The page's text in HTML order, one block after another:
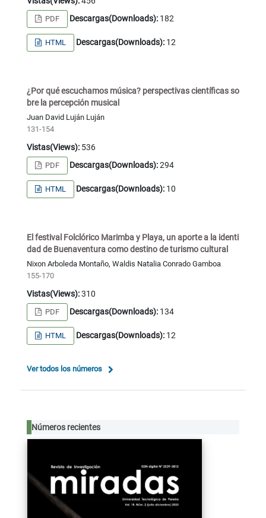
PDF Descargas(Downloads): 182
HTML Descargas(Downloads): 12
¿Por qué escuchamos música? perspectivas científicas so
bre la percepción musical
Juan David Luján Luján
131-154
Vistas(Views):536
PDF Descargas(Downloads):294
HTML Descargas(Downloads): 10
El festival Folclórico Marimba y Playa, un aporte a la identi
dad de Buenaventura como destino de turismo cultural
Nixon Arboleda Montaño, Waldis Natalia Conrado Gamboa
155-170
Vistas(Views):310
PDF Descargas(Downloads): 134
HTML Descargas(Downloads): 12
Ver todos los números
Números recientes